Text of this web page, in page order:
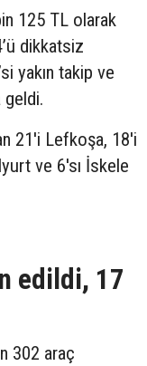
125 TL olarak
dikkatsiz
yakın takip ve
geldi.
21'i Lefkoşa, 18'i
ve 6'sı İskele
edildi, 17
302 araç